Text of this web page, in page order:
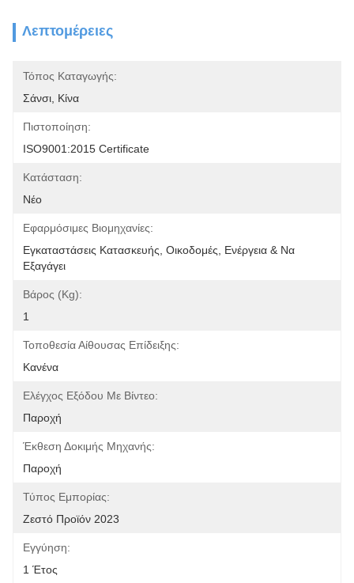
Λεπτομέρειες
Τόπος Καταγωγής:
Σάνσι, Κίνα
Πιστοποίηση:
ISO9001:2015 Certificate
Κατάσταση:
Νέο
Εφαρμόσιμες Βιομηχανίες:
Εγκαταστάσεις Κατασκευής, Οικοδομές, Ενέργεια & Να
Εξαγάγει
Βάρος (kg):
1
Τοποθεσία Αίθουσας Επίδειξης:
Κανένα
Ελέγχος Εξόδου Με Βίντεο:
Παροχή
Έκθεση Δοκιμής Μηχανής:
Παροχή
Τύπος Εμπορίας:
Ζεστό Προϊόν 2023
Εγγύηση:
1 Έτος